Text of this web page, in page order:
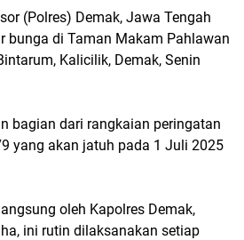
(Polres) Demak, Jawa Tengah
bunga di Taman Makam Pahlawan
Kalicilik, Demak, Senin
bagian dari rangkaian peringatan
yang akan jatuh pada 1 Juli 2025
oleh Kapolres Demak,
ini rutin dilaksanakan setiap